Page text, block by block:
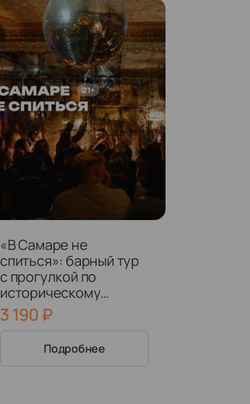
«В Самаре не
спиться»: барный тур
с прогулкой по
историческому
центру (21+)
3 190₽
Подробнее